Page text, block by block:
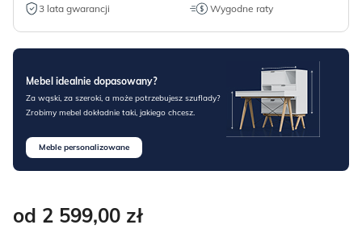
3 lata gwarancji Wygodne raty
Mebel idealnie dopasowany?
Za wąski, za szeroki, a może potrzebujesz szuflady?
Zrobimy mebel dokładnie taki, jakiego chcesz.
Meble personalizowane
od 2 599,00 zł